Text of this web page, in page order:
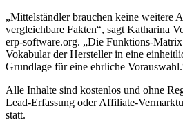
„Mittelständler brauchen keine weitere
vergleichbare Fakten“, sagt Katharina
erp-software.org. „Die Funktions-
Vokabular der Hersteller in eine
Grundlage für eine ehrliche
Alle Inhalte sind kostenlos und ohne
Lead-Erfassung oder Affiliate-
statt.